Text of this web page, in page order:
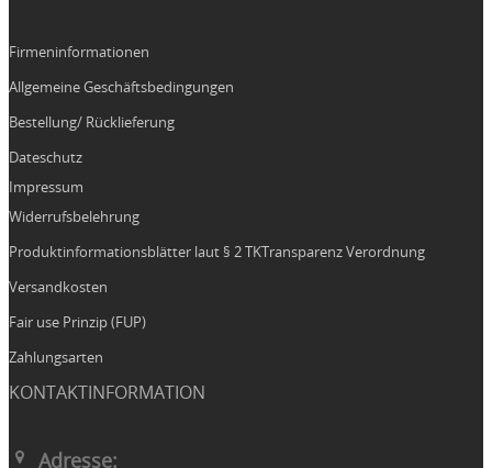
Firmeninformationen
Allgemeine Geschäftsbedingungen
Bestellung/ Rücklieferung
Dateschutz
Impressum
Widerrufsbelehrung
Produktinformationsblätter laut § 2 TKTransparenz Verordnung
Versandkosten
Fair use Prinzip (FUP)
Zahlungsarten
KONTAKTINFORMATION
Adresse: